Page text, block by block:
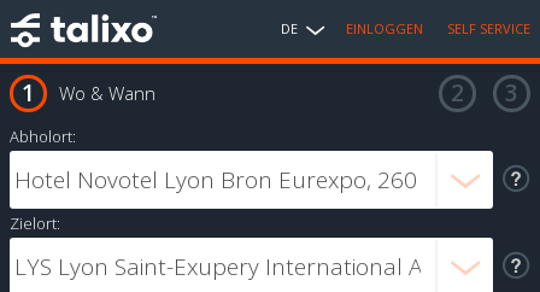
DE EINLOGGEN SELF SERVICE
Wo & Wann
Abholort:
Zielort: